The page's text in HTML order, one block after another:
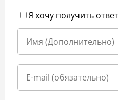
Я хочу получить